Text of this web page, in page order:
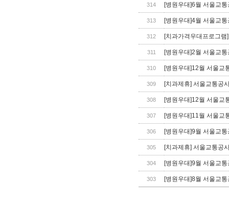
314 [병원우대]6월 서울교
313 [병원우대]4월 서울교
312 [치과가격우대프로그
311 [병원우대]2월 서울교
310 [병원우대]12월 서울
309 [치과제휴] 서울교통공
308 [병원우대]12월 서울
307 [병원우대]11월 서울
306 [병원우대]9월 서울교
305 [치과제휴] 서울교통공
304 [병원우대]9월 서울교
303 [병원우대]8월 서울교